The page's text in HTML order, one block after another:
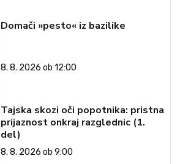
Domači »pesto« iz bazilike
8. 8. 2026 ob 12:00
Tajska skozi oči popotnika: pristna
prijaznost onkraj razglednic (1.
del)
8. 8. 2026 ob 9:00